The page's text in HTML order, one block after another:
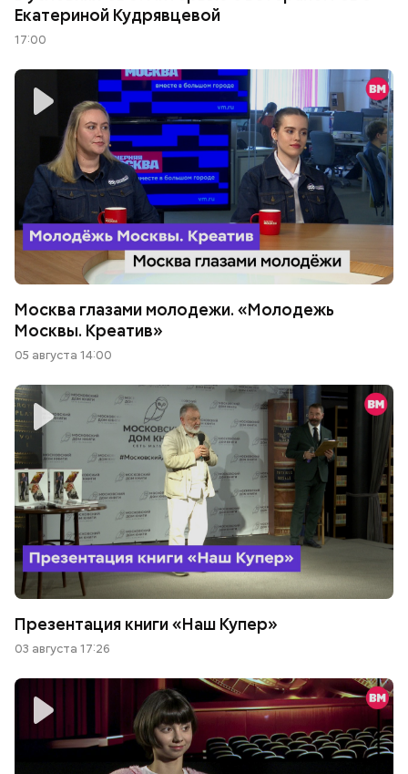
Екатериной Кудрявцевой
17:00
Москва глазами молодежи. «Молодежь
Москвы. Креатив»
05 августа 14:00
Презентация книги «Наш Купер»
03 августа 17:26